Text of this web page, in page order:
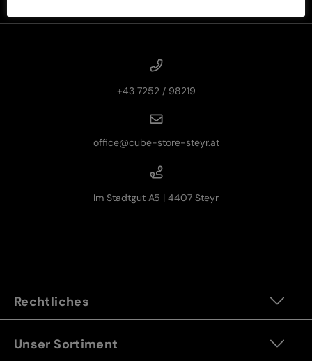
+43 7252 / 98219
office@cube-store-steyr.at
Im Stadtgut A5 | 4407 Steyr
Rechtliches
Unser Sortiment